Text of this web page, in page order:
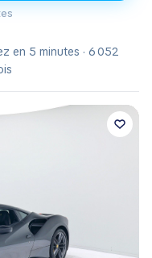
en 5 minutes · 6 052